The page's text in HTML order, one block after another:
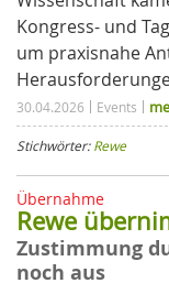
Kongress- und
um praxisnahe
30.04.2026 Events
Stichwörter:Rewe
Übernahme
Rewe
Zustimmung
noch aus